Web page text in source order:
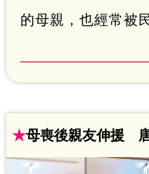
的母親，也經常被
到認屍、母親火化
青師粘詩楷近日巧
★母喪後親友伸援